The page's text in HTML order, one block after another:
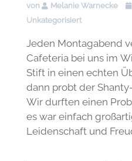
von Melanie Warnecke
Unkategorisiert
Jeden Montagabend
Cafeteria bei uns im
Stift in einen echten
dann probt der
Wir durften einen
es war einfach
Leidenschaft und